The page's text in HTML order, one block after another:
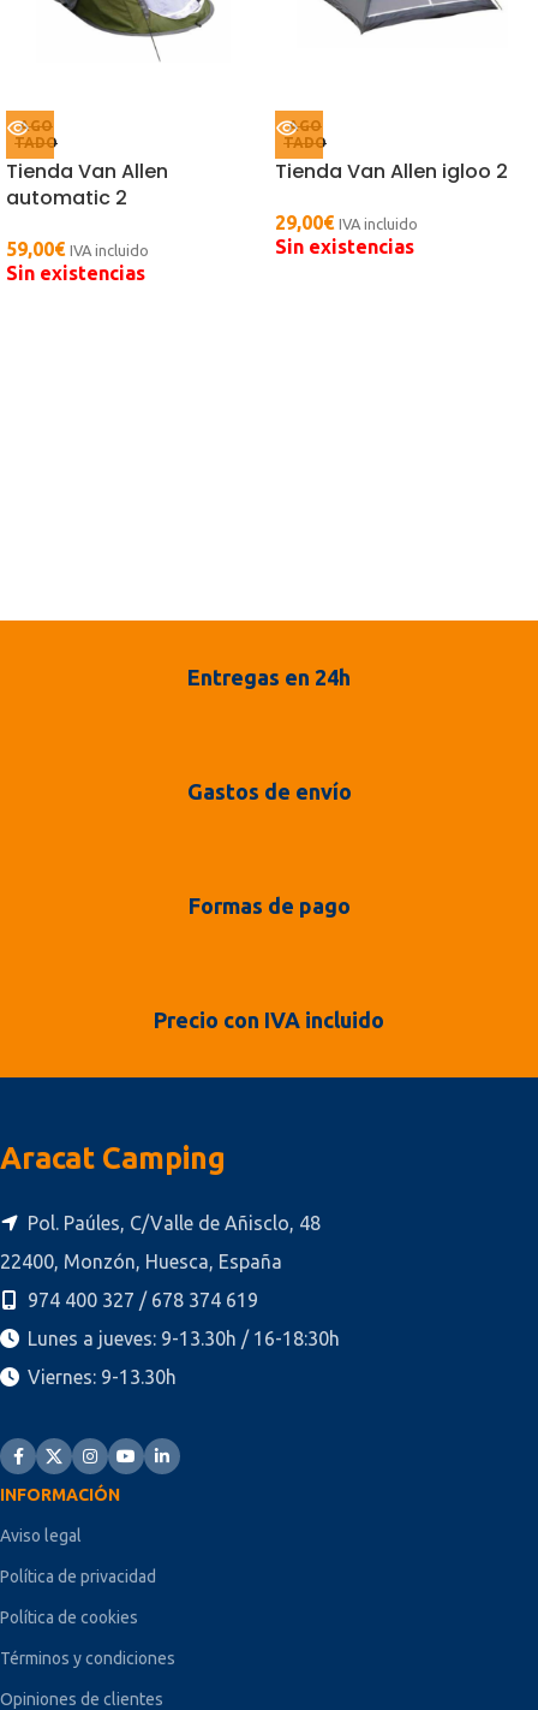
AGO
TADO
Tienda Van Allen
automatic 2
59,00€ IVA incluido
Sin existencias
AGO
TADO
Tienda Van Allen igloo 2
29,00€ IVA incluido
Sin existencias
Entregas en 24h
Gastos de envío
Formas de pago
Precio con IVA incluido
Aracat Camping
Pol. Paúles, C/Valle de Añisclo, 48
22400, Monzón, Huesca, España
974 400 327 / 678 374 619
Lunes a jueves: 9-13.30h / 16-18:30h
Viernes: 9-13.30h
INFORMACIÓN
Aviso legal
Política de privacidad
Política de cookies
Términos y condiciones
Opiniones de clientes